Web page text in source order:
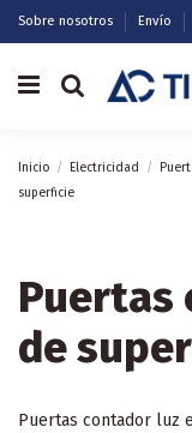
Sobre nosotros Envío
Inicio Electricidad
superficie
Puertas
de
Puertas contador luz